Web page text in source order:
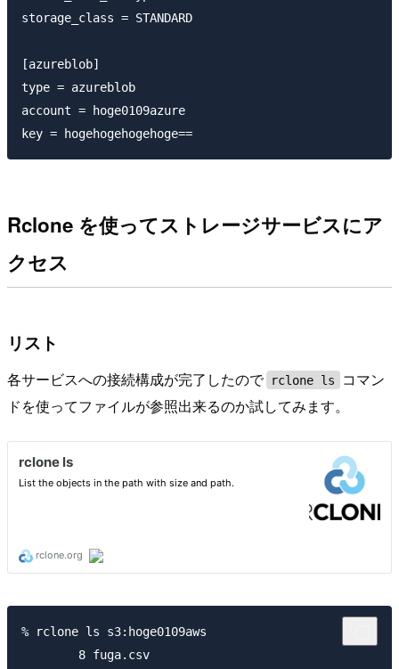
storage_class = STANDARD
[azureblob]
type = azureblob
account = hoge0109azure
Rclone を使ってストレージサービスにア
クセス
リスト
各サービスへの接続構成が完了したので rclone ls
コマン
ドを使ってファイルが参照出来るのか試してみます。
% rclone ls s3:hoge0109aws
        8 fuga.csv